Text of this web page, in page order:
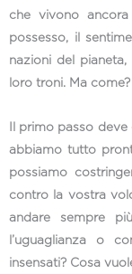
che vivono
possesso, il
nazioni del
loro troni. Ma come?
Il primo passo
abbiamo tutto
possiamo
contro la vostra
andare sempre
l’uguaglianza o
insensati? Cosa